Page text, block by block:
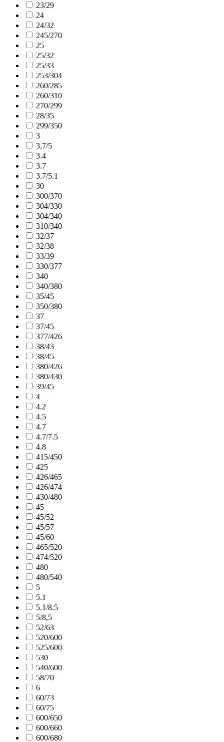
23/29
24
24/32
245/270
25
25/32
25/33
253/304
260/285
260/310
270/299
28/35
299/350
3
3,7/5
3.4
3.7
3.7/5.1
30
300/370
304/330
304/340
310/340
32/37
32/38
33/39
330/377
340
340/380
35/45
350/380
37
37/45
377/426
38/43
38/45
380/426
380/430
39/45
4
4.2
4.5
4.7
4.7/7.5
4.8
415/450
425
426/465
426/474
430/480
45
45/52
45/57
45/60
465/520
474/520
480
480/540
5
5.1
5.1/8.5
5/8,5
52/63
520/600
525/600
530
540/600
58/70
6
60/73
60/75
600/650
600/660
600/680